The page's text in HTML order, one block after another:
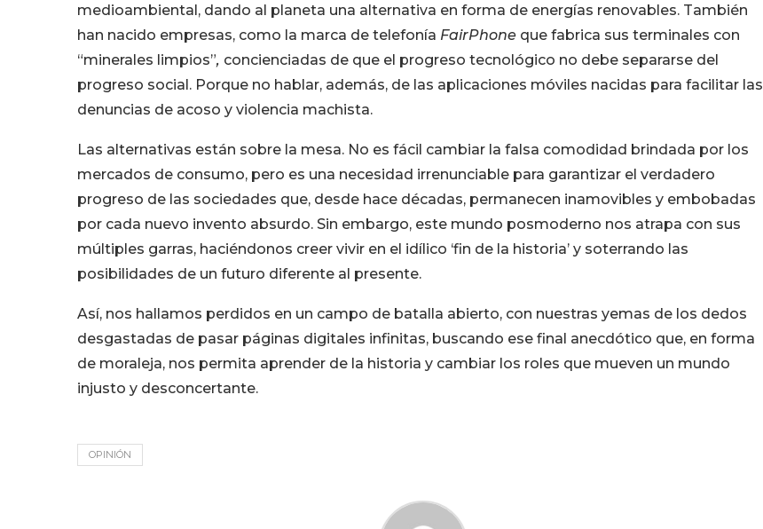
medioambiental, dando al planeta una alternativa en forma de energías renovables. También
han nacido empresas, como la marca de telefonía FairPhone que fabrica sus terminales con
“minerales limpios”, concienciadas de que el progreso tecnológico no debe separarse del
progreso social. Porque no hablar, además, de las aplicaciones móviles nacidas para facilitar las
denuncias de acoso y violencia machista.
Las alternativas están sobre la mesa. No es fácil cambiar la falsa comodidad brindada por los
mercados de consumo, pero es una necesidad irrenunciable para garantizar el verdadero
progreso de las sociedades que, desde hace décadas, permanecen inamovibles y embobadas
por cada nuevo invento absurdo. Sin embargo, este mundo posmoderno nos atrapa con sus
múltiples garras, haciéndonos creer vivir en el idílico ‘fin de la historia’ y soterrando las
posibilidades de un futuro diferente al presente.
Así, nos hallamos perdidos en un campo de batalla abierto, con nuestras yemas de los dedos
desgastadas de pasar páginas digitales infinitas, buscando ese final anecdótico que, en forma
de moraleja, nos permita aprender de la historia y cambiar los roles que mueven un mundo
injusto y desconcertante.
OPINIÓN